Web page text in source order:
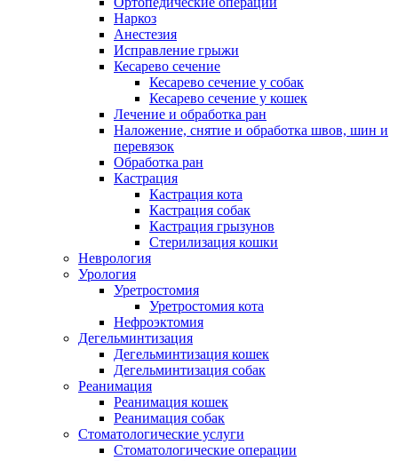
Наркоз
Анестезия
Исправление грыжи
Кесарево сечение
Кесарево сечение у собак
Кесарево сечение у кошек
Лечение и обработка ран
Наложение, снятие и обработка швов, шин и
перевязок
Обработка ран
Кастрация
Кастрация кота
Кастрация собак
Кастрация грызунов
Стерилизация кошки
Неврология
Урология
Уретростомия
Уретростомия кота
Нефроэктомия
Дегельминтизация
Дегельминтизация кошек
Дегельминтизация собак
Реанимация
Реанимация кошек
Реанимация собак
Стоматологические услуги
Стоматологические операции